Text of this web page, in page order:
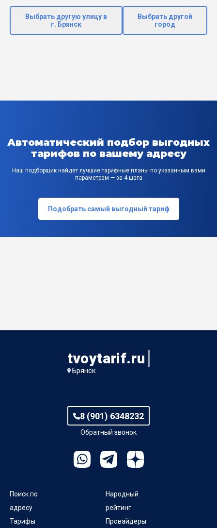
Выбрать другую улицу в
г. Брянск
Выбрать другой
город
Автоматический подбор выгодных
тарифов по вашему адресу
Наш подборщик найдет лучшие тарифные планы по указанным вами
параметрам — за 4 шага
Подобрать самый выгодный тариф
tvoytarif.ru
Брянск
8 (901) 6348232
Обратный звонок
Поиск по
адресу
Тарифы
Народный
рейтинг
Провайдеры